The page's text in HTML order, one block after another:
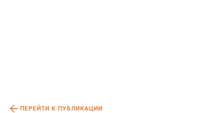
ПЕРЕЙТИ К ПУБЛИКАЦИИ